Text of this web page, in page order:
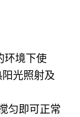
境下使
光照射及
匀即可正常